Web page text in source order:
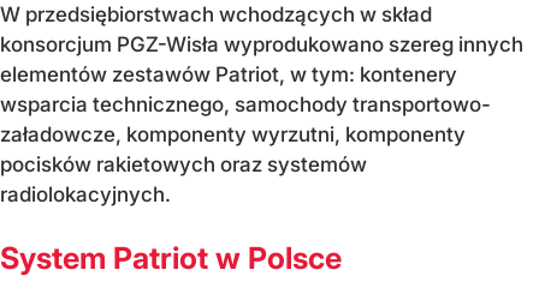
W przedsiębiorstwach wchodzących w skład
konsorcjum PGZ-Wisła wyprodukowano szereg innych
elementów zestawów Patriot, w tym: kontenery
wsparcia technicznego, samochody transportowo-
załadowcze, komponenty wyrzutni, komponenty
pocisków rakietowych oraz systemów
radiolokacyjnych.
System Patriot w Polsce